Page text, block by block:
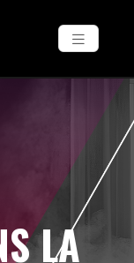
LA